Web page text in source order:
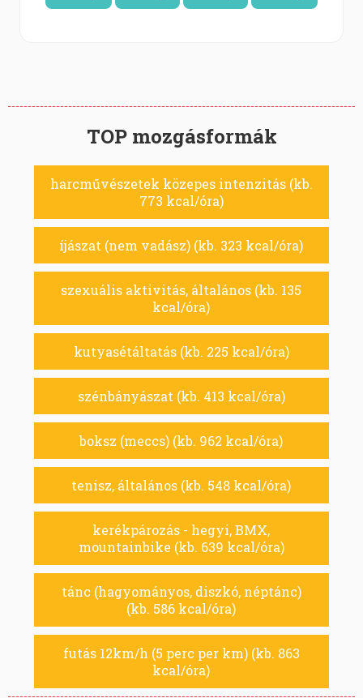
TOP mozgásformák
harcművészetek közepes intenzitás (kb.
773 kcal/óra)
íjászat (nem vadász) (kb. 323 kcal/óra)
szexuális aktivitás, általános (kb. 135
kcal/óra)
kutyasétáltatás (kb. 225 kcal/óra)
szénbányászat (kb. 413 kcal/óra)
boksz (meccs) (kb. 962 kcal/óra)
tenisz, általános (kb. 548 kcal/óra)
kerékpározás - hegyi, BMX,
mountainbike (kb. 639 kcal/óra)
tánc (hagyományos, diszkó, néptánc)
(kb. 586 kcal/óra)
futás 12km/h (5 perc per km) (kb. 863
kcal/óra)